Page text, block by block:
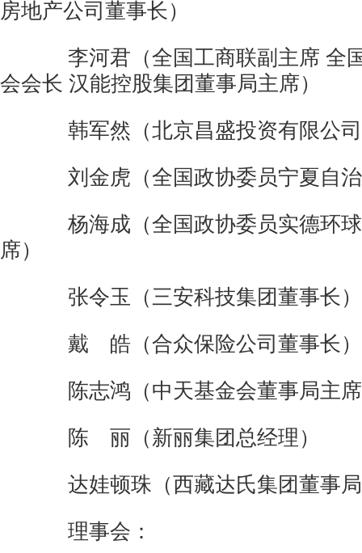
房地产公司董事长）
李河君（全国工商联副主席 全
会会长 汉能控股集团董事局主席）
韩军然（北京昌盛投资有限公司
刘金虎（全国政协委员宁夏自治
杨海成（全国政协委员实德环球
席）
张令玉（三安科技集团董事长）
戴 皓（合众保险公司董事长）
陈志鸿（中天基金会董事局主
陈 丽（新丽集团总经理）
达娃顿珠（西藏达氏集团董事
理事会：